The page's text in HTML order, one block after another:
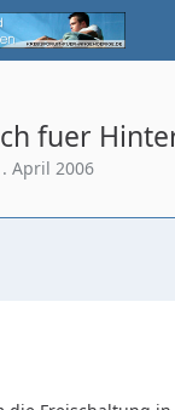
fuer
April 2006